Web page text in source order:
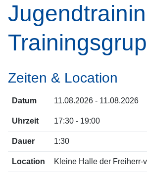
Zeiten & Location
Datum 11.08.2026 - 11.08.2026
Uhrzeit 17:30 - 19:00
Dauer 1:30
Location Kleine Halle der Freiherr-